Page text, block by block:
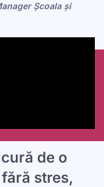
Școala și
de o
stres,